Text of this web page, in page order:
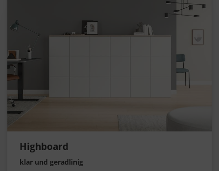
Highboard
klar und geradlinig